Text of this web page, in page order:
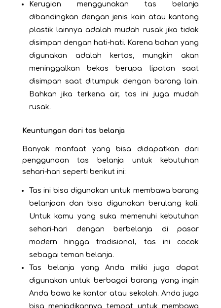
Kerugian menggunakan tas belanja
dibandingkan dengan jenis kain atau kantong
plastik lainnya adalah mudah rusak jika tidak
disimpan dengan hati-hati. Karena bahan yang
digunakan adalah
kertas, mungkin akan
meninggalkan bekas berupa lipatan saat
disimpan saat ditumpuk dengan barang lain.
Bahkan jika terkena air, tas ini juga mudah
rusak.
Keuntungan dari tas belanja
Banyak manfaat yang bisa didapatkan dari
penggunaan tas belanja untuk kebutuhan
sehari-hari seperti berikut ini:
Tas ini bisa digunakan untuk membawa barang
belanjaan dan bisa digunakan berulang kali.
Untuk kamu yang suka memenuhi kebutuhan
sehari-hari dengan berbelanja di pasar
modern hingga tradisional, tas ini cocok
sebagai teman belanja.
Tas belanja yang Anda miliki juga dapat
digunakan untuk berbagai barang yang ingin
Anda bawa ke kantor atau sekolah. Anda juga
bisa menjadikannya tempat untuk membawa